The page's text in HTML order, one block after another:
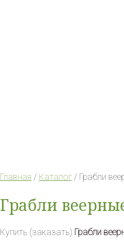
Главная / Каталог / Грабли
Грабли
Купить (заказать) Грабли